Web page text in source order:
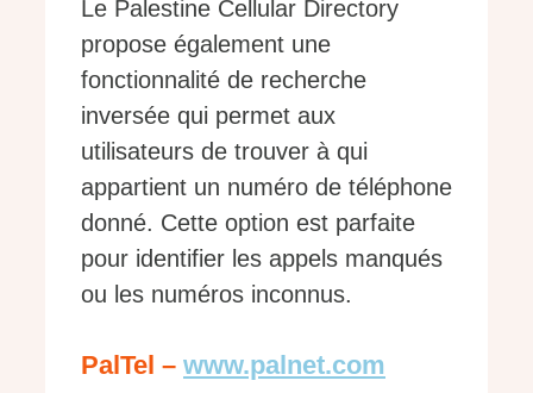
Le Palestine Cellular Directory
propose également une
fonctionnalité de recherche
inversée qui permet aux
utilisateurs de trouver à qui
appartient un numéro de téléphone
donné. Cette option est parfaite
pour identifier les appels manqués
ou les numéros inconnus.
PalTel – www.palnet.com